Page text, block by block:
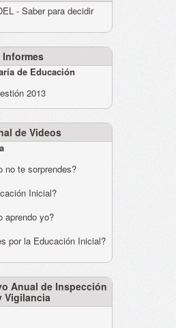
- Saber para decidir
Informes
de Educación
2013
de Videos
no te sorprendes?
Inicial?
aprendo yo?
por la Educación Inicial?
Anual de Inspección
Vigilancia